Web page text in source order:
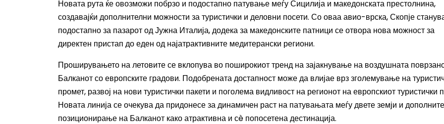
Новата рута ќе овозможи побрзо и подостапно патување меѓу Сицилија и македонската престолнина,
создавајќи дополнителни можности за туристички и деловни посети. Со оваа авио-врска, Скопје
подостапно за пазарот од Јужна Италија, додека за македонските патници се отвора нова можност за
директен пристап до еден од најатрактивните медитерански региони.
Проширувањето на летовите се вклопува во поширокиот тренд на зајакнување на воздушната
Балканот со европските градови. Подобрената достапност може да влијае врз зголемување на
промет, развој на нови туристички пакети и поголема видливост на регионот на европскиот туристички
Новата линија се очекува да придонесе за динамичен раст на патувањата меѓу двете земји и
позиционирање на Балканот како атрактивна и сè попосетена дестинација.
Целосно
Сонцето 2026:
најголемиот
во Европа